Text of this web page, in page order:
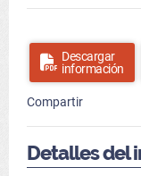
Descargar
información
Compartir
Detalles del